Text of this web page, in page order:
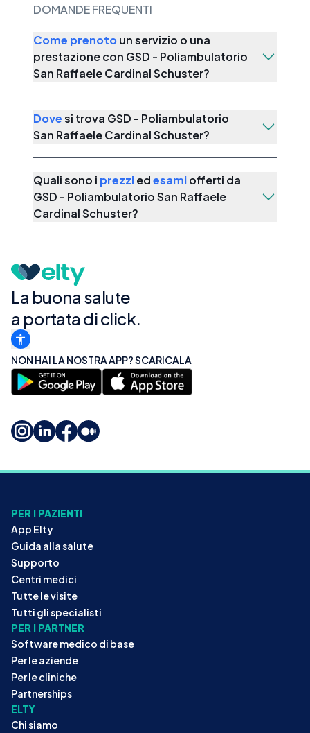
DOMANDE FREQUENTI
Come prenotoun servizio o una
prestazione con GSD - Poliambulatorio
San Raffaele Cardinal Schuster?
Dovesi trova GSD - Poliambulatorio
San Raffaele Cardinal Schuster?
Quali sono i prezziedesamiofferti da
GSD - Poliambulatorio San Raffaele
Cardinal Schuster?
La buona salute
a portata di click.
NON HAI LA NOSTRA APP? SCARICALA
PER I PAZIENTI
App Elty
Guida alla salute
Supporto
Centri medici
Tutte le visite
Tutti gli specialisti
PER I PARTNER
Software medico di base
Per le aziende
Per le cliniche
Partnerships
ELTY
Chi siamo